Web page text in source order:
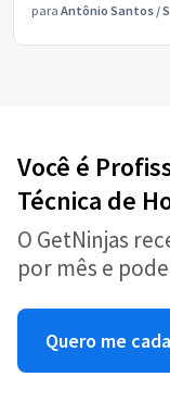
para Antônio Santos /
Você é
Técnica de
O GetNinjas
por mês e
Quero me